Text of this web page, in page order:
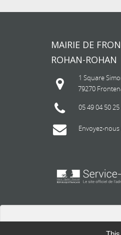
MAIRIE DE
ROHAN-ROHAN
1 Square
79270
05 49 04 50 25
Envoyez-